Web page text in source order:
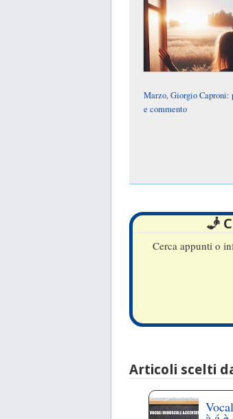
Marzo, Giorgio Caproni:
e commento
🧞
Cerca appunti o
Articoli scelti